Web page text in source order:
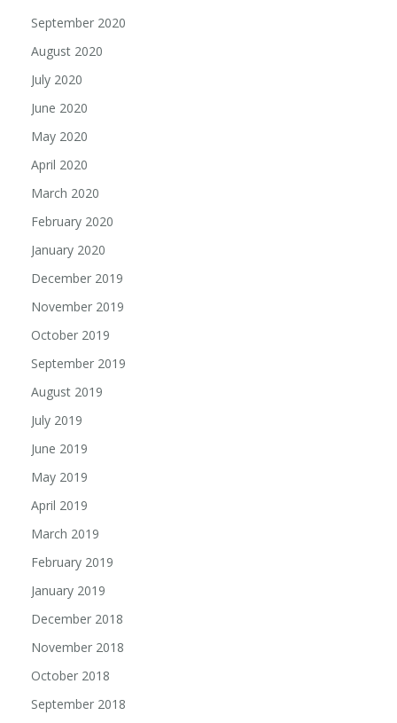
September 2020
August 2020
July 2020
June 2020
May 2020
April 2020
March 2020
February 2020
January 2020
December 2019
November 2019
October 2019
September 2019
August 2019
July 2019
June 2019
May 2019
April 2019
March 2019
February 2019
January 2019
December 2018
November 2018
October 2018
September 2018